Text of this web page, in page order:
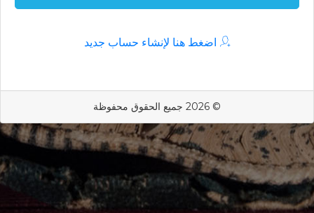
اضغط هنا لإنشاء حساب جديد
© 2026 جميع الحقوق محفوظة